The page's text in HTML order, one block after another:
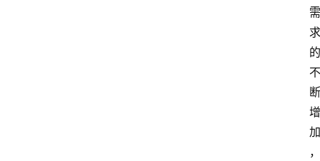
需
求
的
不
断
增
加
，